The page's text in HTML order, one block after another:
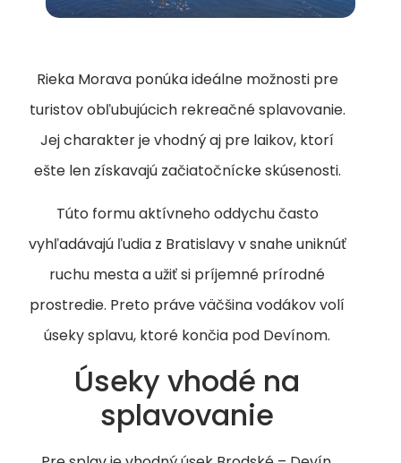
Rieka Morava ponúka ideálne možnosti pre
turistov obľubujúcich rekreačné splavovanie.
Jej charakter je vhodný aj pre laikov, ktorí
ešte len získavajú začiatočnícke skúsenosti.
Túto formu aktívneho oddychu často
vyhľadávajú ľudia z Bratislavy v snahe uniknúť
ruchu mesta a užiť si príjemné prírodné
prostredie. Preto práve väčšina vodákov volí
úseky splavu, ktoré končia pod Devínom.
Úseky vhodé na
splavovanie